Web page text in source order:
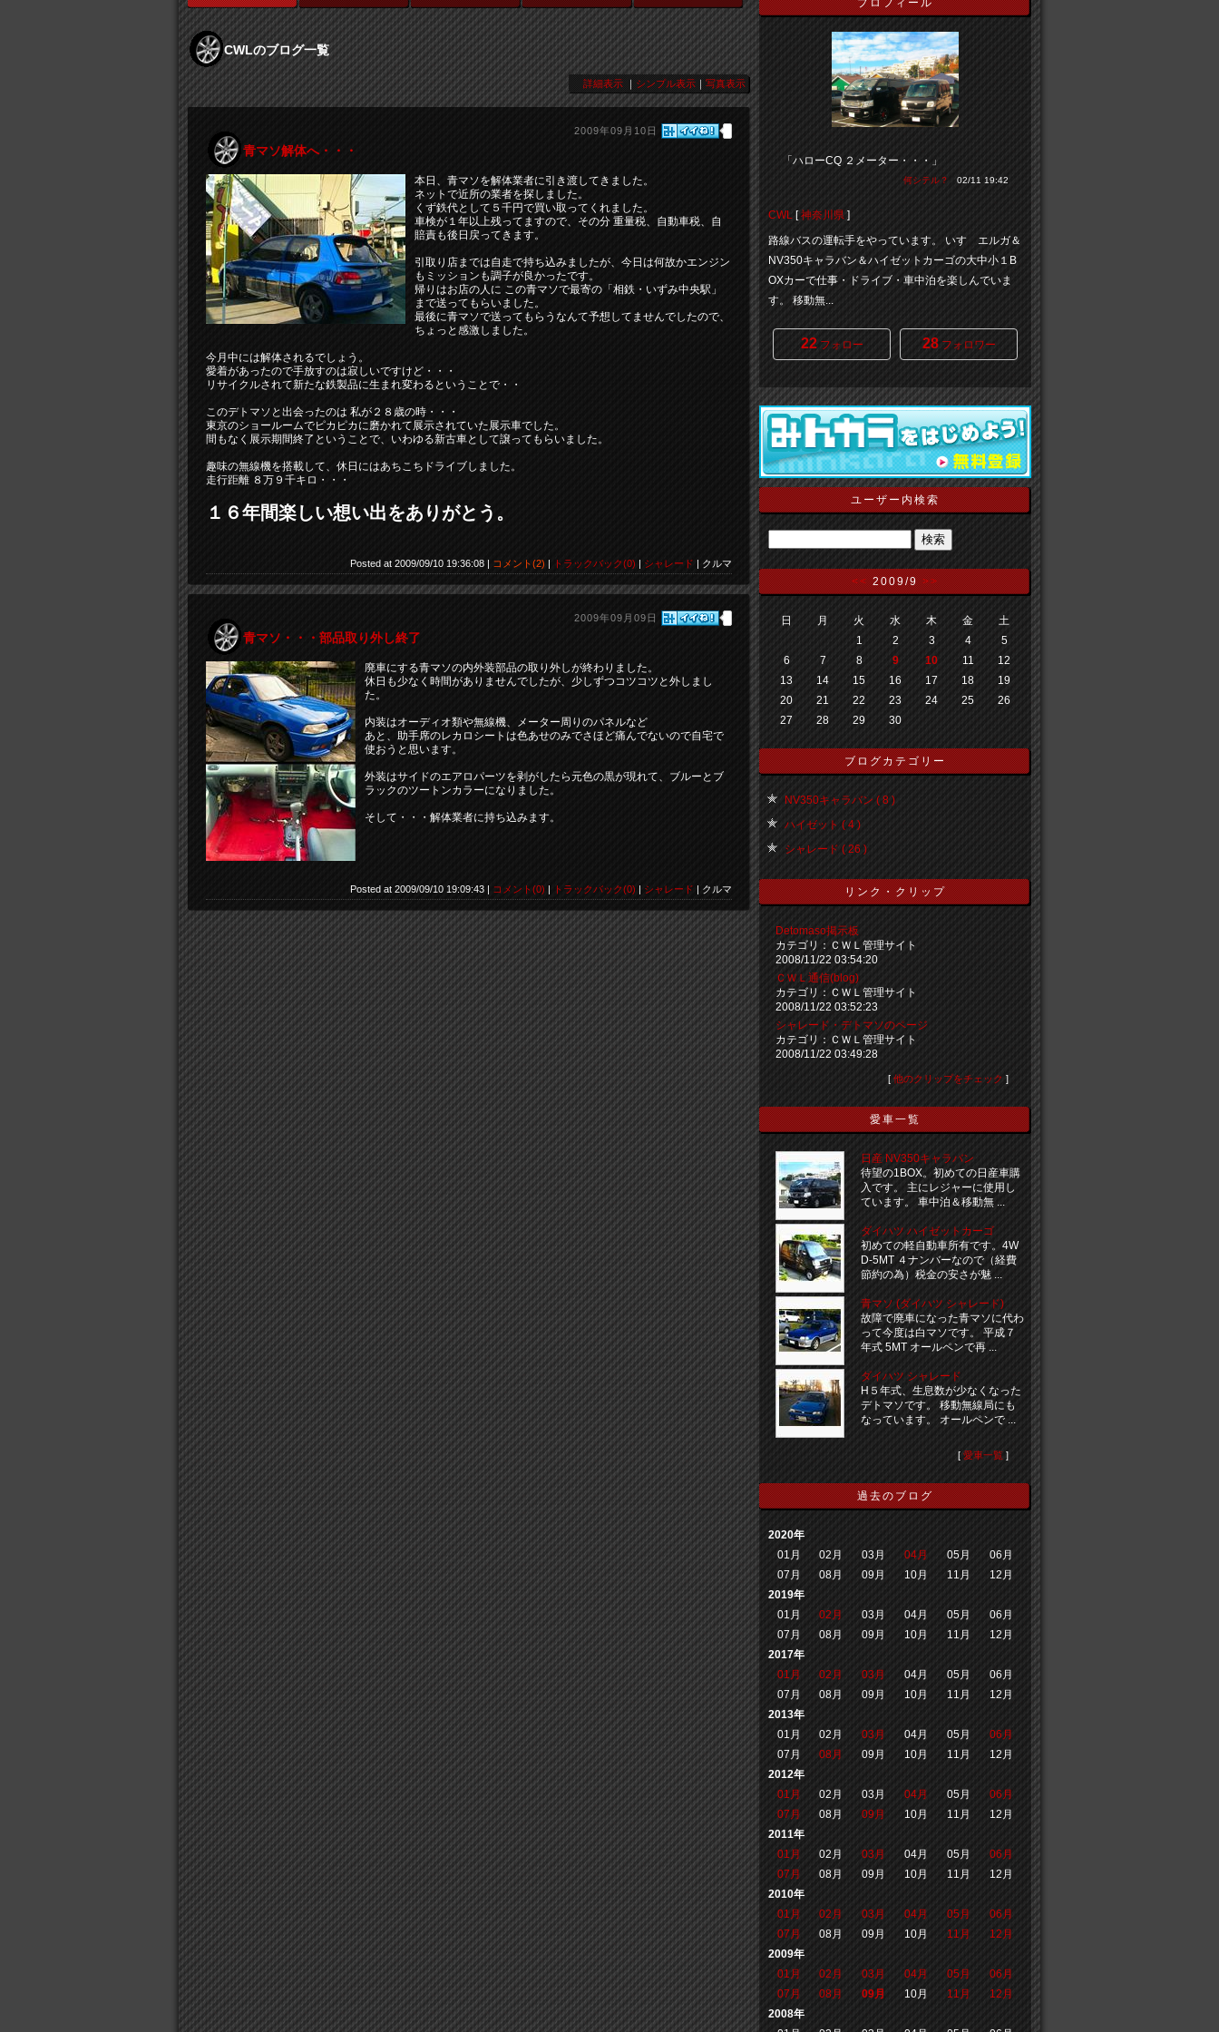
CWLのブログ一覧
詳細表示 ｜ シンプル表示 ｜ 写真表示
2009年09月10日
青マソ解体へ・・・
本日、青マソを解体業者に引き渡してきました。
ネットで近所の業者を探しました。
くず鉄代として５千円で買い取ってくれました。
車検が１年以上残ってますので、その分 重量税、自動車税、自
賠責も後日戻ってきます。
引取り店までは自走で持ち込みましたが、今日は何故かエンジン
もミッションも調子が良かったです。
帰りはお店の人に この青マソで最寄の「相鉄・いずみ中央駅」
まで送ってもらいました。
最後に青マソで送ってもらうなんて予想してませんでしたので、
ちょっと感激しました。
今月中には解体されるでしょう。
愛着があったので手放すのは寂しいですけど・・・
リサイクルされて新たな鉄製品に生まれ変わるということで・・
このデトマソと出会ったのは 私が２８歳の時・・・
東京のショールームでピカピカに磨かれて展示されていた展示車でした。
間もなく展示期間終了ということで、いわゆる新古車として譲ってもらいました。
趣味の無線機を搭載して、休日にはあちこちドライブしました。
走行距離 ８万９千キロ・・・
１６年間楽しい想い出をありがとう。
Posted at 2009/09/10 19:36:08 | コメント(2) | トラックバック(0) | シャレード | クルマ
2009年09月09日
青マソ・・・部品取り外し終了
廃車にする青マソの内外装部品の取り外しが終わりました。
休日も少なく時間がありませんでしたが、少しずつコツコツと外しまし
た。
内装はオーディオ類や無線機、メーター周りのパネルなど
あと、助手席のレカロシートは色あせのみでさほど痛んでないので自宅で
使おうと思います。
外装はサイドのエアロパーツを剥がしたら元色の黒が現れて、ブルーとブ
ラックのツートンカラーになりました。
そして・・・解体業者に持ち込みます。
Posted at 2009/09/10 19:09:43 | コメント(0) | トラックバック(0) | シャレード | クルマ
プロフィール
「ハローCQ ２メーター・・・」
何シテル？ 02/11 19:42
CWL [神奈川県 ]
路線バスの運転手をやっています。 いすゞエルガ＆
NV350キャラバン＆ハイゼットカーゴの大中小１B
OXカーで仕事・ドライブ・車中泊を楽しんでいま
す。 移動無...
22フォロー 28フォロワー
ユーザー内検索
<<2009/9>>
日 月 火 水 木 金
土
1
2 3 4
5
6
7 8 9 10 11
12
13
14 15 16 17 18
19
20
21 22 23 24 25
26
27
28 29 30
ブログカテゴリー
NV350キャラバン ( 8 )
ハイゼット ( 4 )
シャレード ( 26 )
リンク・クリップ
Detomaso掲示板
カテゴリ：ＣＷＬ管理サイト
2008/11/22 03:54:20
ＣＷＬ通信(blog)
カテゴリ：ＣＷＬ管理サイト
2008/11/22 03:52:23
シャレード・デトマソのページ
カテゴリ：ＣＷＬ管理サイト
2008/11/22 03:49:28
[ 他のクリップをチェック ]
愛車一覧
日産 NV350キャラバン
待望の1BOX。初めての日産車購
入です。 主にレジャーに使用し
ています。 車中泊＆移動無 ...
ダイハツ ハイゼットカーゴ
初めての軽自動車所有です。4W
D-5MT ４ナンバーなので（経費
節約の為）税金の安さが魅 ...
青マソ (ダイハツ シャレード)
故障で廃車になった青マソに代わ
って今度は白マソです。 平成７
年式 5MT オールペンで再 ...
ダイハツ シャレード
H５年式、生息数が少なくなった
デトマソです。 移動無線局にも
なっています。 オールペンで ...
[ 愛車一覧 ]
過去のブログ
2020年
01月
02月 03月 04月 05月
06月
07月
08月 09月 10月 11月
12月
2019年
01月
02月 03月 04月 05月
06月
07月
08月 09月 10月 11月
12月
2017年
01月
02月 03月 04月 05月
06月
07月
08月 09月 10月 11月
12月
2013年
01月
02月 03月 04月 05月
06月
07月
08月 09月 10月 11月
12月
2012年
01月
02月 03月 04月 05月
06月
07月
08月 09月 10月 11月
12月
2011年
01月
02月 03月 04月 05月
06月
07月
08月 09月 10月 11月
12月
2010年
01月
02月 03月 04月 05月
06月
07月
08月 09月 10月 11月
12月
2009年
01月
02月 03月 04月 05月
06月
07月
08月 09月 10月 11月
12月
2008年